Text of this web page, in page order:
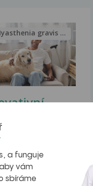
–
pro ty,
ji...
Myasthenia gravis – vše, co...
a funguje
vám
sbíráme